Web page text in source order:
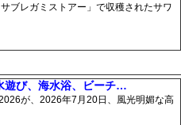
ブレガミストアー」で収穫されたサワ
遊び、海水浴、ビーチ…
が、2026年7月20日、風光明媚な高